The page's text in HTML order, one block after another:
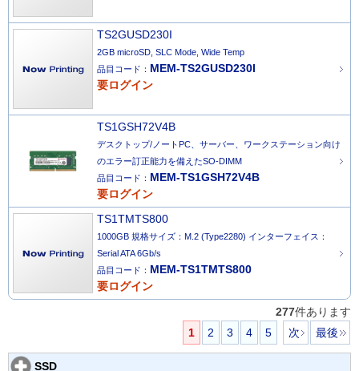
TS2GUSD230I
2GB microSD, SLC Mode, Wide Temp
品目コード： MEM-TS2GUSD230I
要ログイン
TS1GSH72V4B
デスクトップ/ノートPC、サーバー、ワークステーション向け
のエラー訂正能力を備えたSO-DIMM
品目コード： MEM-TS1GSH72V4B
要ログイン
TS1TMTS800
1000GB 規格サイズ：M.2 (Type2280) インターフェイス：
Serial ATA 6Gb/s
品目コード： MEM-TS1TMTS800
要ログイン
277件あります
1
2 3 4 5 次 最後
SSD